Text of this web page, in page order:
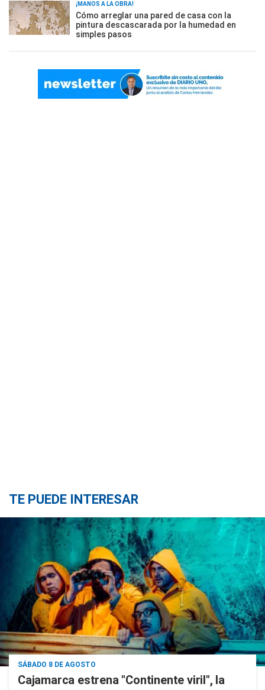
¡MANOS A LA OBRA!
Cómo arreglar una pared de casa con la
pintura descascarada por la humedad en
simples pasos
TE PUEDE INTERESAR
SÁBADO 8 DE AGOSTO
Cajamarca estrena "Continente viril", la